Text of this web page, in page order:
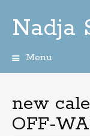
Nadja
Menu
new
OFF-